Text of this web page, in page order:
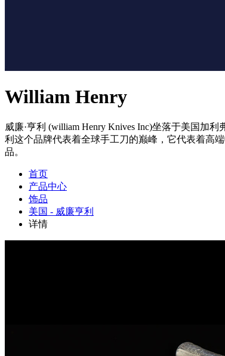
William Henry
威廉·亨利 (william Henry Knives Inc)坐落于美国加
利这个品牌代表着全球手工刀的巅峰，它代表着高
品。
首页
产品中心
饰品
美国 - 威廉亨利
详情